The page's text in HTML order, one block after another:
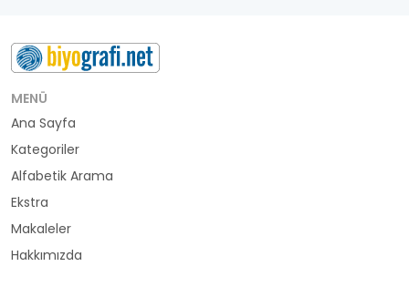
buluş
bürokrat
büyükelçi
cumhurbaşkanı
din adamı
MENÜ
Ana Sayfa
Kategoriler
Alfabetik Arama
Ekstra
Makaleler
Hakkımızda